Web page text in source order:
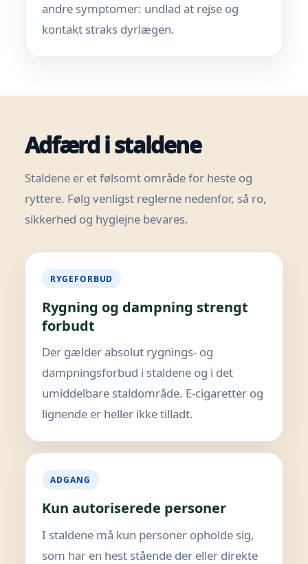
andre symptomer: undlad at rejse og
kontakt straks dyrlægen.
Adfærd i staldene
Staldene er et følsomt område for heste og
ryttere. Følg venligst reglerne nedenfor, så ro,
sikkerhed og hygiejne bevares.
RYGEFORBUD
Rygning og dampning strengt
forbudt
Der gælder absolut rygnings- og
dampningsforbud i staldene og i det
umiddelbare staldområde. E-cigaretter og
lignende er heller ikke tilladt.
ADGANG
Kun autoriserede personer
I staldene må kun personer opholde sig,
som har en hest stående der eller direkte